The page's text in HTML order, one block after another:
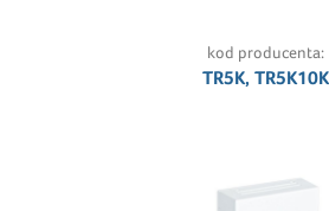
kod producenta:
TR5K, TR5K10K